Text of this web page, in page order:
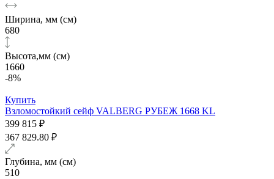
Ширина, мм (см)
680
Высота,мм (см)
1660
-8%
Купить
Взломостойкий сейф VALBERG РУБЕЖ 1668 KL
399 815 ₽
367 829.80 ₽
Глубина, мм (см)
510